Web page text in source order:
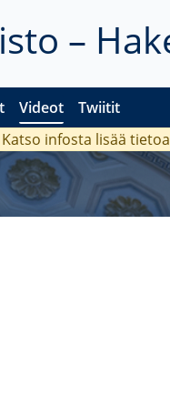
–
Videot Twiitit
infosta lisää